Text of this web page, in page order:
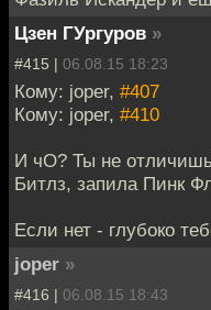
Цзен ГУргуров »
#415 | 06.08.15 18:23
Кому: joper, #407
Кому: joper, #410
И чО? Ты не
Битлз, запила Пинк
Если нет - глубоко
joper »
#416 | 06.08.15 18:43